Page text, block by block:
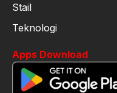
Stail
Teknologi
Apps Download